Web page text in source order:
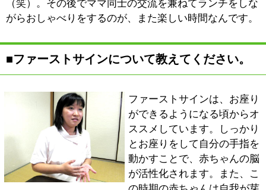
お子さんがいらっしゃる場合でも受講しやすい環境だと
思います。これからママになられる方がベビーマッサー
この仕事は、赤ちゃんとタオルがあればできるんですよ
サージ・ファーストサインの素晴らしさを一緒に広めて
いただきたいと思っています。
■最後に地域の皆様にメッセージをお願いしま
子供の成長は個人差が大きくて、子育てには悩みが多い
ものです。でも、家にこもってばかりいないで、ぜひ積
極的に外に出ていただきたいと思います。自宅でのお教